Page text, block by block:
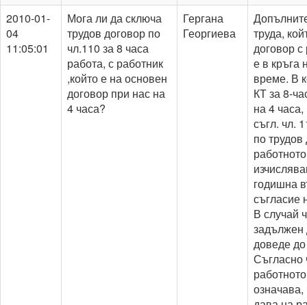
2010-01-
04
11:05:01
Мога ли да сключа
трудов договор по
чл.110 за 8 часа
работа, с работник
,който е на основен
договор при нас на
4 часа?
Гергана
Георгиева
труда,
договор
е в кръга
време. В
КТ за 8-
на 4
съгл. чл.
по
годишна
съгласие
В случай
задължен
доведе
Съгласно
означава,